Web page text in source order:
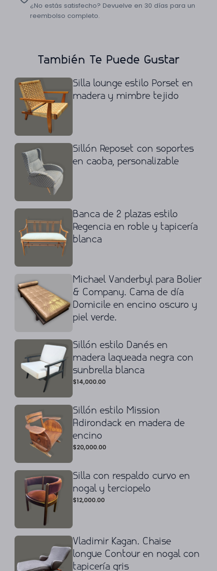
¿No estás satisfecho? Devuelve en 30 días para un
reembolso completo.
También Te Puede Gustar
Silla lounge estilo Porset en
madera y mimbre tejido
Sillón Reposet con soportes
en caoba, personalizable
Banca de 2 plazas estilo
Regencia en roble y tapicería
blanca
Michael Vanderbyl para Bolier
& Company. Cama de día
Domicile en encino oscuro y
piel verde.
Sillón estilo Danés en
madera laqueada negra con
sunbrella blanca
$14,000.00
Sillón estilo Mission
Adirondack en madera de
encino
$20,000.00
Silla con respaldo curvo en
nogal y terciopelo
$12,000.00
Vladimir Kagan. Chaise
longue Contour en nogal con
tapicería gris